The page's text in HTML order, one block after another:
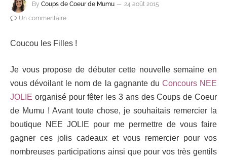
By Coups de Coeur de Mumu
24 août 2015
Un commentaire
Coucou les Filles !
Je vous propose de débuter cette nouvelle semaine en
vous dévoilant le nom de la gagnante du Concours NEE
JOLIE organisé pour fêter les 3 ans des Coups de Coeur
de Mumu ! Avant toute chose, je souhaitais remercier la
boutique NEE JOLIE pour me permettre de vous faire
gagner ces jolis cadeaux et vous remercier pour vos
nombreuses participations ainsi que pour vos très gentils